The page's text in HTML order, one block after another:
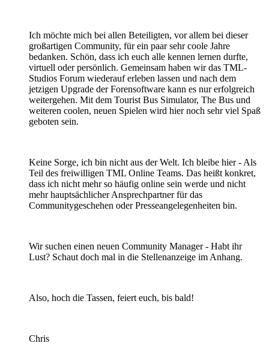
Ich möchte mich bei allen Beteiligten, vor allem bei dieser
großartigen Community, für ein paar sehr coole Jahre
bedanken. Schön, dass ich euch alle kennen lernen durfte,
virtuell oder persönlich. Gemeinsam haben wir das TML-
Studios Forum wiederauf erleben lassen und nach dem
jetzigen Upgrade der Forensoftware kann es nur erfolgreich
weitergehen. Mit dem Tourist Bus Simulator, The Bus und
weiteren coolen, neuen Spielen wird hier noch sehr viel Spaß
geboten sein.
Keine Sorge, ich bin nicht aus der Welt. Ich bleibe hier - Als
Teil des freiwilligen TML Online Teams. Das heißt konkret,
dass ich nicht mehr so häufig online sein werde und nicht
mehr hauptsächlicher Ansprechpartner für das
Communitygeschehen oder Presseangelegenheiten bin.
Wir suchen einen neuen Community Manager - Habt ihr
Lust? Schaut doch mal in die Stellenanzeige im Anhang.
Also, hoch die Tassen, feiert euch, bis bald!
Chris